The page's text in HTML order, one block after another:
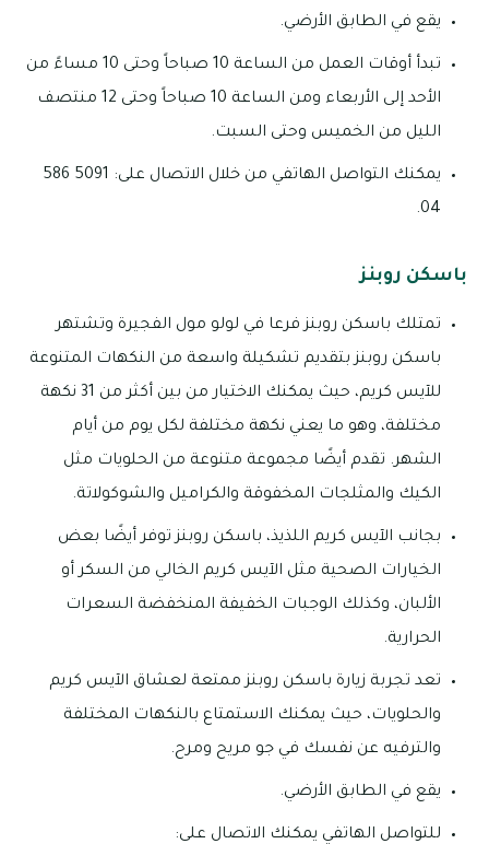
يقع في الطابق الأرضي.
تبدأ أوقات العمل من الساعة 10 صباحاً وحتى 10 مساءً من
الأحد إلى الأربعاء ومن الساعة 10 صباحاً وحتى 12 منتصف
الليل من الخميس وحتى السبت.
يمكنك التواصل الهاتفي من خلال الاتصال على: 5091 586
04.
باسكن روبنز
تمتلك باسكن روبنز فرعا في لولو مول الفجيرة وتشتهر
باسكن روبنز بتقديم تشكيلة واسعة من النكهات المتنوعة
للآيس كريم، حيث يمكنك الاختيار من بين أكثر من 31 نكهة
مختلفة، وهو ما يعني نكهة مختلفة لكل يوم من أيام
الشهر. تقدم أيضًا مجموعة متنوعة من الحلويات مثل
الكيك والمثلجات المخفوقة والكراميل والشوكولاتة.
بجانب الآيس كريم اللذيذ، باسكن روبنز توفر أيضًا بعض
الخيارات الصحية مثل الآيس كريم الخالي من السكر أو
الألبان، وكذلك الوجبات الخفيفة المنخفضة السعرات
الحرارية.
تعد تجربة زيارة باسكن روبنز ممتعة لعشاق الآيس كريم
والحلويات، حيث يمكنك الاستمتاع بالنكهات المختلفة
والترفيه عن نفسك في جو مريح ومرح.
يقع في الطابق الأرضي.
للتواصل الهاتفي يمكنك الاتصال على: